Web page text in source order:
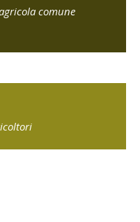
comune